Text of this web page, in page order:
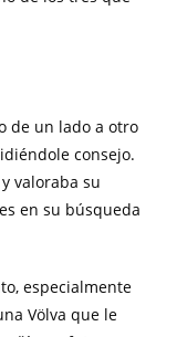
de un lado a otro
consejo.
valoraba su
en su búsqueda
especialmente
Völva que le